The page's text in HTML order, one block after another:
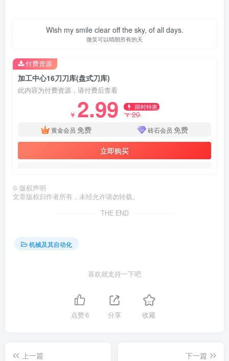
Wish my smile clear off the sky, of all days.
微笑可以晴朗所有的天
加工中心16刀刀库(盘式刀库)
此内容为付费资源，请付费后查看
￥ 2.99 限时特惠
￥20
黄金会员 免费 砖石会员 免费
立即购买
付费资源
© 版权声明
文章版权归作者所有，未经允许请勿转载。
THE END
机械及其自动化
喜欢就支持一下吧
点赞6 分享 收藏
上一篇
下一篇